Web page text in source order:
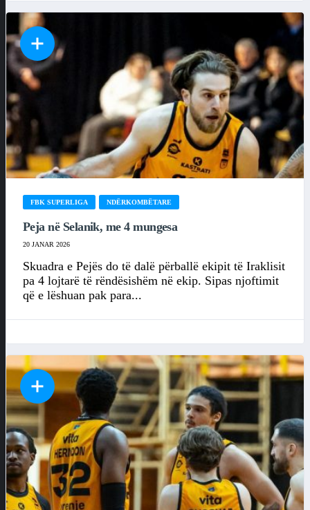
FBK SUPERLIGA NDËRKOMBËTARE
Peja në Selanik, me 4 mungesa
20 JANAR 2026
Skuadra e Pejës do të dalë përballë ekipit të Iraklisit
pa 4 lojtarë të rëndësishëm në ekip. Sipas njoftimit
që e lëshuan pak para...